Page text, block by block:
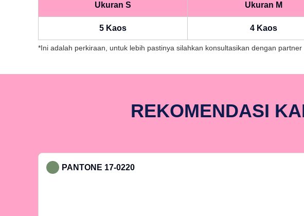
Ukuran S Ukuran M
5 Kaos 4 Kaos
*Ini adalah perkiraan, untuk lebih pastinya silahkan konsultasikan dengan partner
REKOMENDASI
PANTONE 17-0220